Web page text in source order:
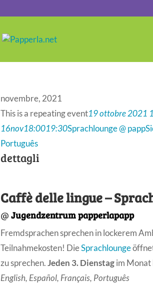
novembre, 2021
This is a repeating event19 ottobre 2021
16nov18:0019:30Sprachlounge @ papp
Português
dettagli
Caffè delle lingue –
@ Jugendzentrum papperlapapp
Fremdsprachen sprechen in lockerem
Teilnahmekosten! DieSprachlounge
zu sprechen.Jeden 3. Dienstagim Monat
English, Español, Français, Português